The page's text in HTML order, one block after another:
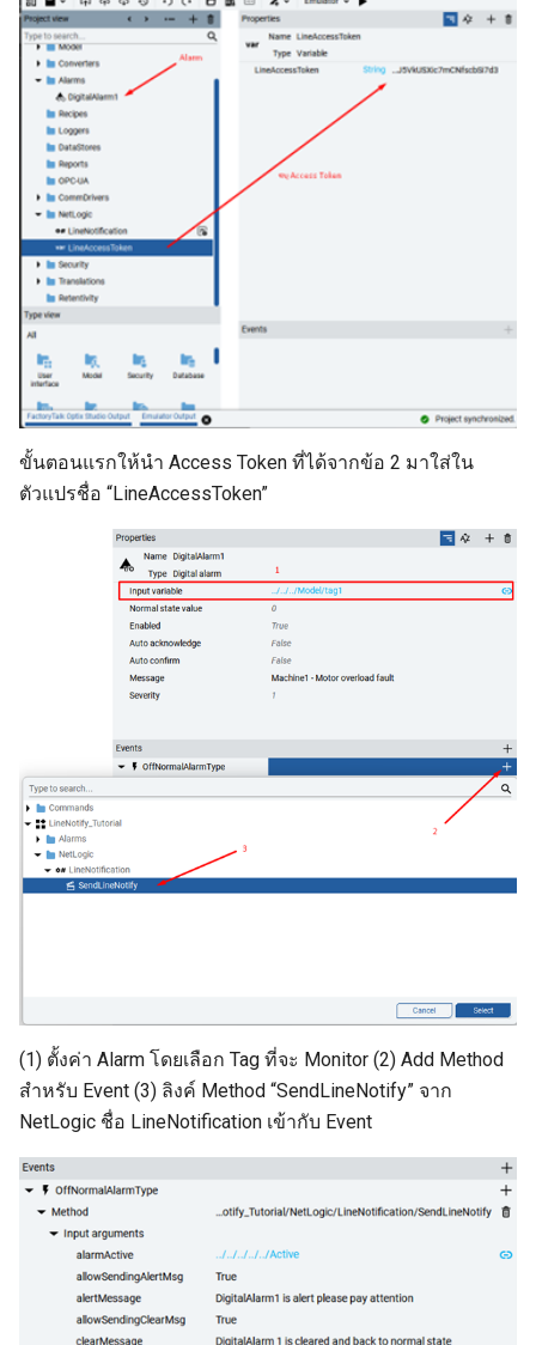
Search
for:
Search
ขั้นตอนแรกให้นำ Access Token ที่ได้จากข้อ 2 มาใส่ใน
ตัวแปรชื่อ “LineAccessToken”
(1) ตั้งค่า Alarm โดยเลือก Tag ที่จะ Monitor (2) Add Method
สำหรับ Event (3) ลิงค์ Method “SendLineNotify” จาก
NetLogic ชื่อ LineNotification เข้ากับ Event